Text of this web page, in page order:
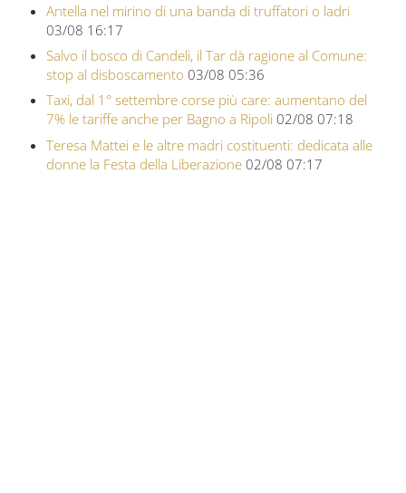
Antella nel mirino di una banda di truffatori o ladri
03/08 16:17
Salvo il bosco di Candeli, il Tar dà ragione al Comune:
stop al disboscamento 03/08 05:36
Taxi, dal 1° settembre corse più care: aumentano del
7% le tariffe anche per Bagno a Ripoli 02/08 07:18
Teresa Mattei e le altre madri costituenti: dedicata alle
donne la Festa della Liberazione 02/08 07:17